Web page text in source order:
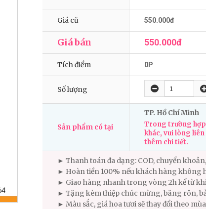
Giá cũ 550.000đ
Giá bán 550.000đ
Tích điểm 0P
Số lượng
Sản phẩm có tại
TP. Hồ Chí Minh
Trong trường hợp
khác, vui lòng liên
thêm chi tiết.
► Thanh toán đa dạng: COD, chuyển
► Hoàn tiền 100% nếu khách hàng không
► Giao hàng nhanh trong vòng 2h kể từ
► Tặng kèm thiệp chúc mừng, băng rôn,
► Màu sắc, giá hoa tươi sẽ thay đổi theo